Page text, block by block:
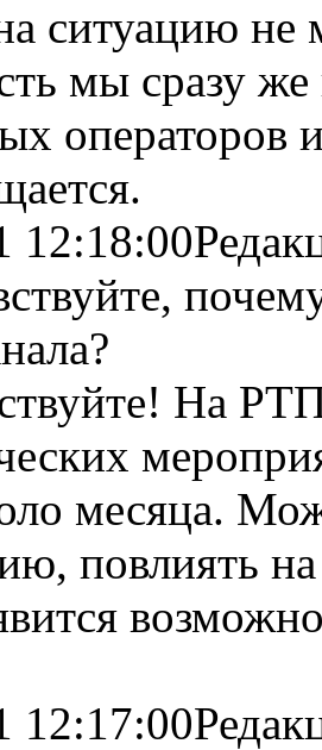
ситуацию не
мы сразу
операторов
12:18:00
На
месяца.
повлиять
12:17:00